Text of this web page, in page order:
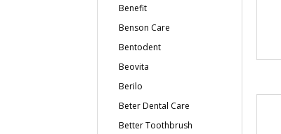
Benefit
Benson Care
Bentodent
Beovita
Berilo
Beter Dental Care
Better Toothbrush